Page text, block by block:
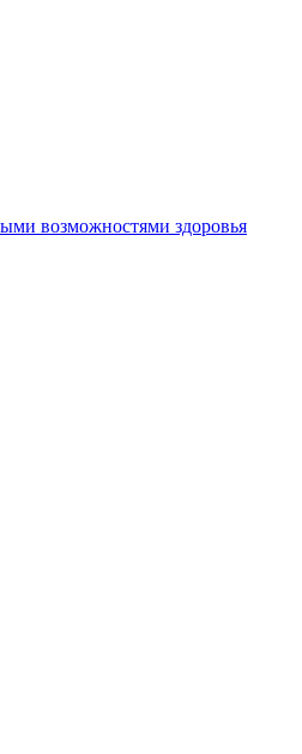
возможностями здоровья